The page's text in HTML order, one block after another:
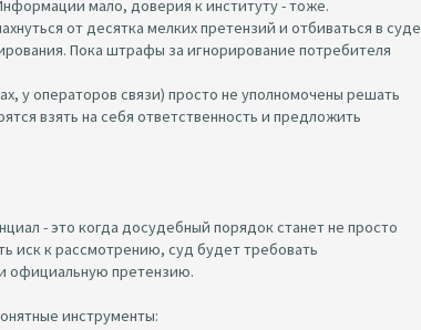
мало, доверия к институту - тоже.
от десятка мелких претензий и отбиваться в суде
Пока штрафы за игнорирование потребителя
у операторов связи) просто не уполномочены решать
взять на себя ответственность и предложить
- это когда досудебный порядок станет не просто
иск к рассмотрению, суд будет требовать
официальную претензию.
инструменты: